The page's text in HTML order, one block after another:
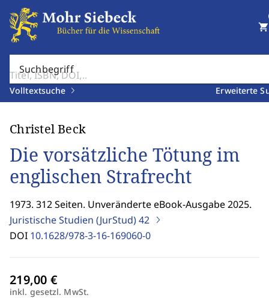
Suchbegriff
Volltextsuche Erweiterte
shopping_cart
Christel Beck
Die vorsätzliche Tötung im
englischen Strafrecht
1973. 312 Seiten. Unveränderte eBook-Ausgabe 2025.
Juristische Studien (JurStud)42
DOI 10.1628/978-3-16-169060-0
inkl. gesetzl. MwSt.